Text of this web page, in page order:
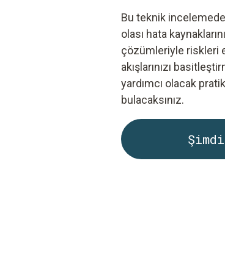
Bu teknik
olası hata
çözümleriyle riskleri
akışlarınızı
yardımcı olacak
bulacaksınız.